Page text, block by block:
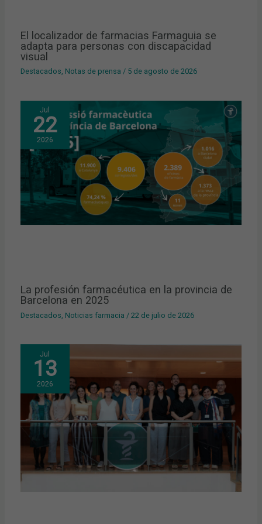
El localizador de farmacias Farmaguia se
adapta para personas con discapacidad
visual
Destacados, Notas de prensa / 5 de agosto de 2026
Jul
22
2026
La profesión farmacéutica en la provincia de
Barcelona en 2025
Destacados Noticias farmacia /22 de julio de 2026
Jul
13
2026